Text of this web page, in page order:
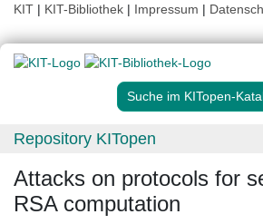
KIT | KIT-Bibliothek | Impressum |
Suche im KITopen-
Repository KITopen
Attacks on protocols for
RSA computation